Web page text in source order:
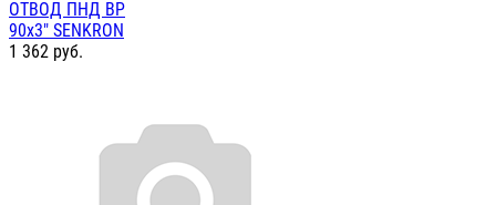
ОТВОД ПНД ВР
90х3" SENKRON
1 362 руб.